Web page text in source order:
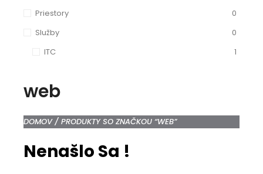
Priestory
0
Služby
0
ITC
1
web
DOMOV/ PRODUKTY SO ZNAČKOU “WEB”
Nenašlo Sa !